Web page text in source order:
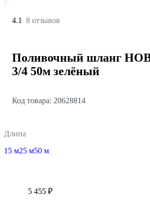
4.1 8 отзывов
Поливочный шланг
3/4 50м зелёный
Код товара: 20628814
Длина
15 м25 м50 м
5 455 ₽